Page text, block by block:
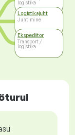
logistika
Logistikajuht
Juhtimine
Ekspediitor
Transport /
logistika